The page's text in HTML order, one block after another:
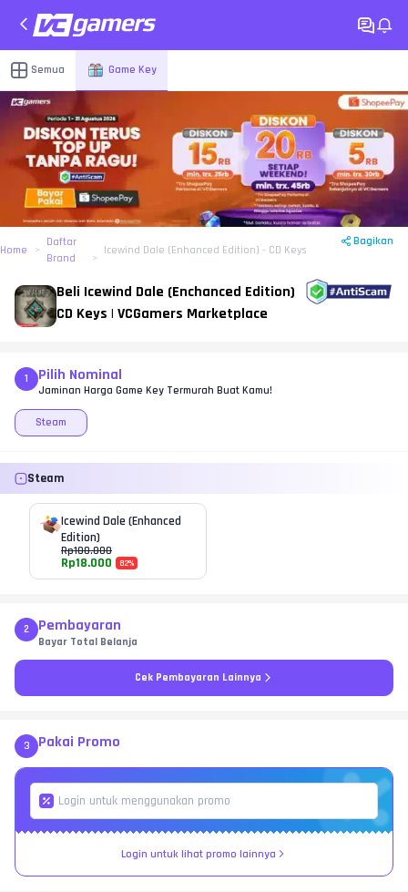
Semua Game Key
Home
Daftar
Brand
Icewind Dale (Enhanced Edition) - CD Keys
Bagikan
Beli Icewind Dale (Enchanced Edition)
CD Keys | VCGamers Marketplace
1 Pilih Nominal
Jaminan Harga Game Key Termurah Buat Kamu!
Steam
Steam
Icewind Dale (Enhanced
Edition)
Rp100.000
Rp18.000 82%
2 Pembayaran
Bayar Total Belanja
Cek Pembayaran Lainnya
3 Pakai Promo
Login untuk lihat promo lainnya